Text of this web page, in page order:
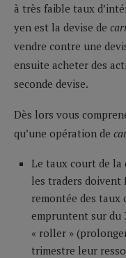
à très faible taux
yen est la devise de
vendre contre une
ensuite acheter des
seconde devise.
Dès lors vous
qu’une opération de
Le taux court de la
les traders doivent
remontée des taux
empruntent sur du
« roller »
trimestre leur